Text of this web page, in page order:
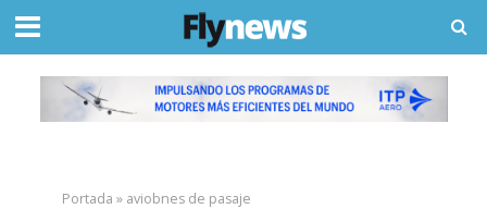
Portada » aviobnes de pasaje